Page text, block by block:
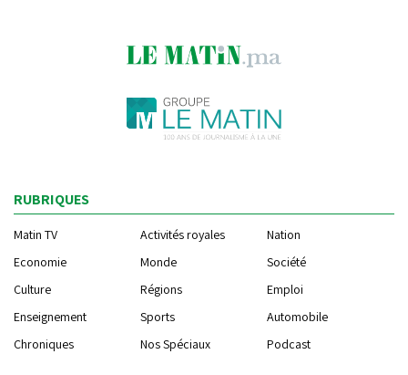
RUBRIQUES
Matin TV Activités royales
Nation
Economie
Monde
Société
Culture
Régions
Emploi
Enseignement
Sports
Automobile
Chroniques
Nos Spéciaux Podcast